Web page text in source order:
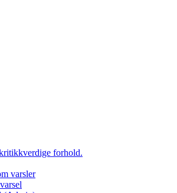
forhold.
varsler